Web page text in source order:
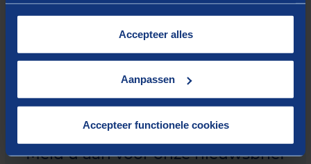
cookies op onze website treft u in onze
Accepteer alles
Aanpassen
Accepteer functionele cookies
Blijf op de hoogte met onze
laatste inzichten
Meld u aan voor onze nieuwsbrief